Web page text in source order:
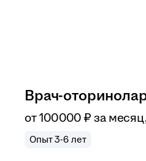
Врач-
от100 000 ₽ за
Опыт 3-6 лет